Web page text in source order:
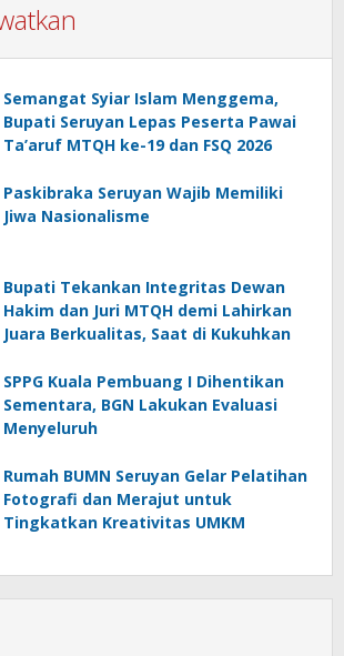
Semangat Syiar Islam Menggema,
Bupati Seruyan Lepas Peserta Pawai
Ta’aruf MTQH ke-19 dan FSQ 2026
Paskibraka Seruyan Wajib Memiliki
Jiwa Nasionalisme
Bupati Tekankan Integritas Dewan
Hakim dan Juri MTQH demi Lahirkan
Juara Berkualitas, Saat di Kukuhkan
SPPG Kuala Pembuang I Dihentikan
Sementara, BGN Lakukan Evaluasi
Menyeluruh
Rumah BUMN Seruyan Gelar Pelatihan
Fotografi dan Merajut untuk
Tingkatkan Kreativitas UMKM